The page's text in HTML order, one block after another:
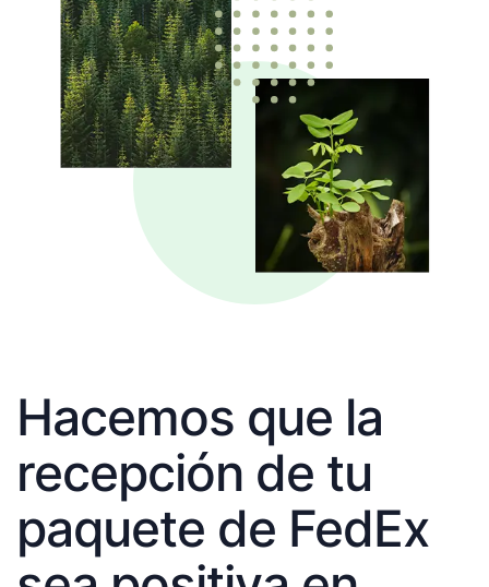
Hacemos que la
recepción de tu
paquete de FedEx